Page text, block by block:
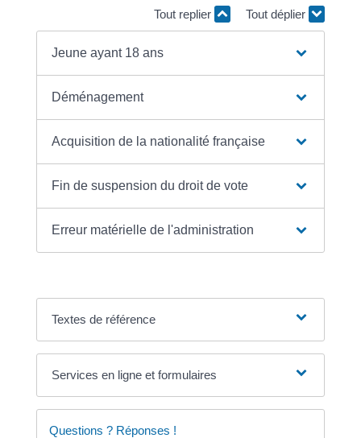
Tout replier Tout déplier
Jeune ayant 18 ans
Déménagement
Acquisition de la nationalité française
Fin de suspension du droit de vote
Erreur matérielle de l'administration
Textes de référence
Services en ligne et formulaires
Questions ? Réponses !